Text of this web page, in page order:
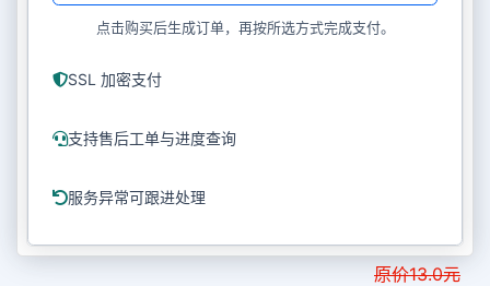
点击购买后生成订单，再按所选方式完成支付。
SSL 加密支付
支持售后工单与进度查询
服务异常可跟进处理
原价13.0元